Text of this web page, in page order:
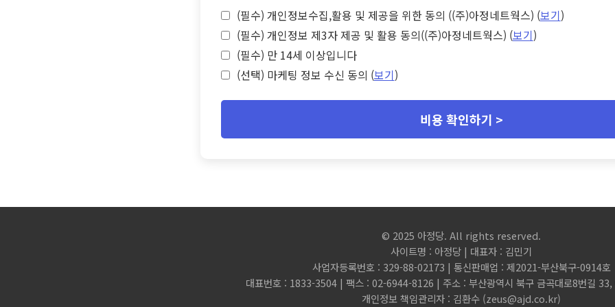
(필수) 개인정보수집,활용 및 제공을 위한 동의 ((주)아정네트웍스) (보기)
(필수) 개인정보 제3자 제공 및 활용 동의((주)아정네트웍스) (보기)
(필수) 만 14세 이상입니다
(선택) 마케팅 정보 수신 동의 (보기)
비용 확인하기 >
© 2025 아정당. All rights reserved.
사이트명 : 아정당 | 대표자 : 김민기
사업자등록번호 : 329-88-02173 | 통신판매업 : 제2021-부산북구-0914호
대표번호 : 1833-3504 | 팩스 : 02-6944-8126 | 주소 : 부산광역시 북구 금곡대로8번길 33,
개인정보 책임관리자 : 김환수 (zeus@ajd.co.kr)